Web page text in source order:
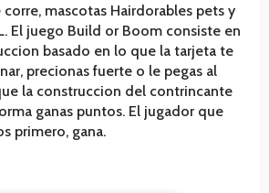
corre, mascotas Hairdorables pets y
El juego Build or Boom consiste en
basado en lo que la tarjeta te
precionas fuerte o le pegas al
la construccion del contrincante
ganas puntos. El jugador que
primero, gana.